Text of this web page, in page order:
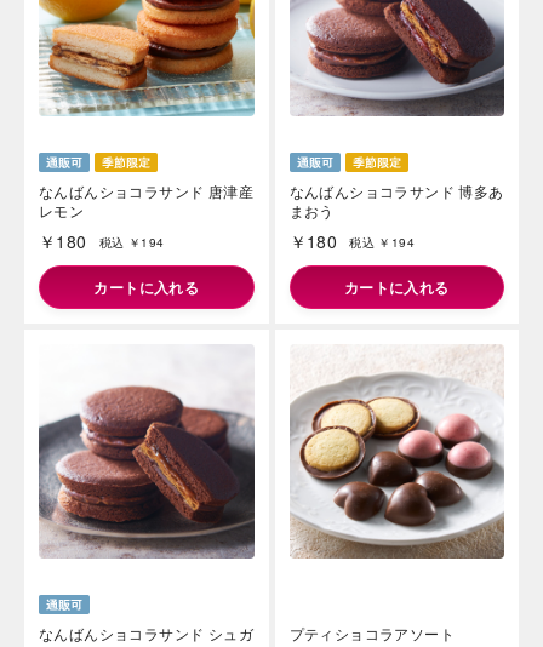
なんばんショコラサンド 唐津産
レモン
￥180 税込 ￥194
カートに入れる
なんばんショコラサンド 博多あ
まおう
￥180 税込 ￥194
カートに入れる
なんばんショコラサンド シュガ
プティショコラアソート
つ時」という意味を込
雄大な八ヶ岳山麓の自
海外 Overseas shops
Indonesia
Singapore
Malaysia
Hong Kong
Thailand
Vietnam